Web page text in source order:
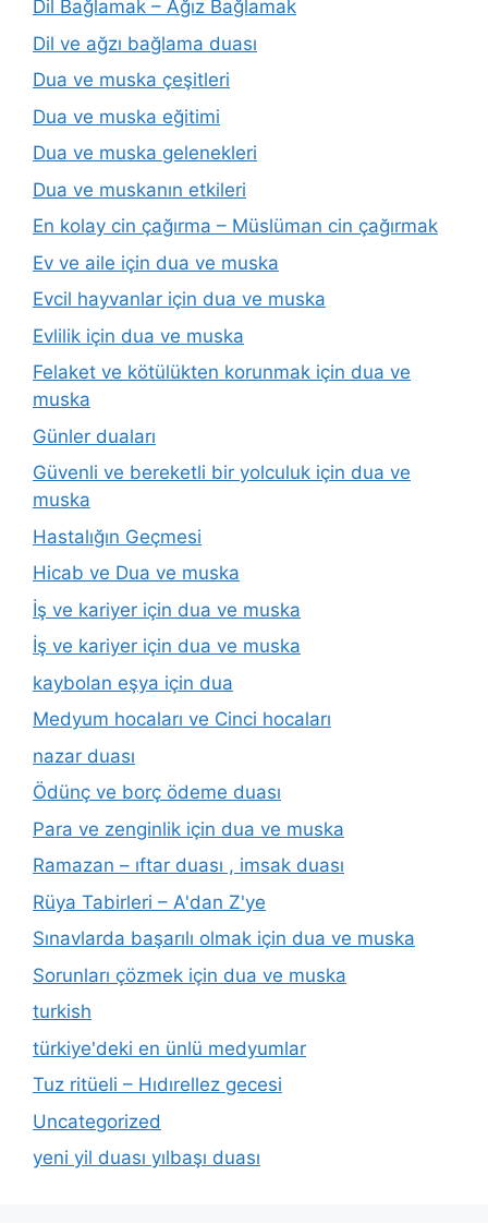
Dil Bağlamak – Ağız Bağlamak
Dil ve ağzı bağlama duası
Dua ve muska çeşitleri
Dua ve muska eğitimi
Dua ve muska gelenekleri
Dua ve muskanın etkileri
En kolay cin çağırma – Müslüman cin çağırmak
Ev ve aile için dua ve muska
Evcil hayvanlar için dua ve muska
Evlilik için dua ve muska
Felaket ve kötülükten korunmak için dua ve
muska
Günler duaları
Güvenli ve bereketli bir yolculuk için dua ve
muska
Hastalığın Geçmesi
Hicab ve Dua ve muska
İş ve kariyer için dua ve muska
İş ve kariyer için dua ve muska
kaybolan eşya için dua
Medyum hocaları ve Cinci hocaları
nazar duası
Ödünç ve borç ödeme duası
Para ve zenginlik için dua ve muska
Ramazan – ıftar duası , imsak duası
Rüya Tabirleri – A'dan Z'ye
Sınavlarda başarılı olmak için dua ve muska
Sorunları çözmek için dua ve muska
turkish
türkiye'deki en ünlü medyumlar
Tuz ritüeli – Hıdırellez gecesi
Uncategorized
yeni yil duası yılbaşı duası